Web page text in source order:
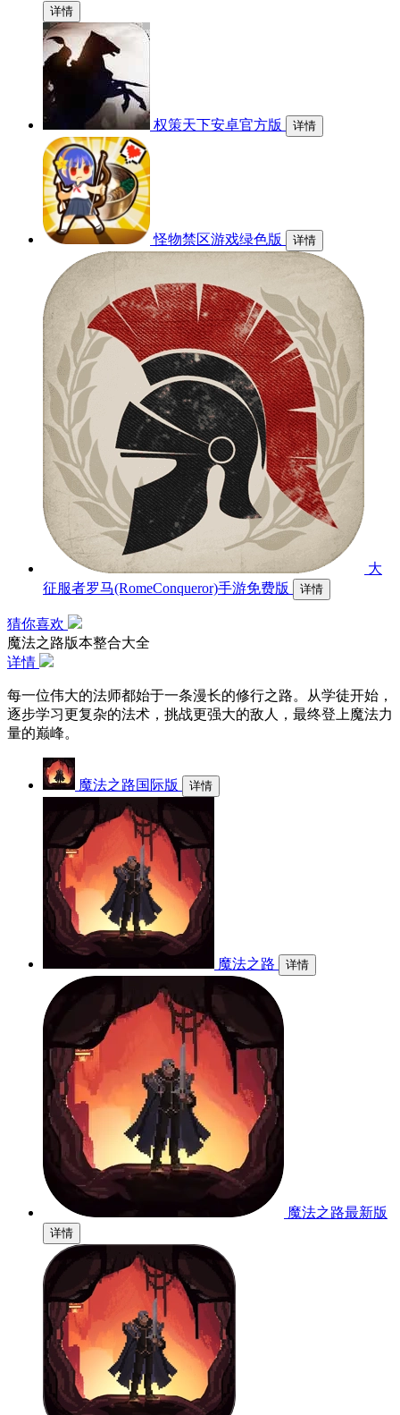
详情
权策天下安卓官方版 详情
怪物禁区游戏绿色版 详情
大
征服者罗马(RomeConqueror)手游免费版
详情
猜你喜欢
魔法之路版本整合大全
详情
每一位伟大的法师都始于一条漫长的修行之路。从学徒开始，
逐步学习更复杂的法术，挑战更强大的敌人，最终登上魔法力
量的巅峰。
魔法之路国际版 详情
魔法之路 详情
魔法之路最新版
详情